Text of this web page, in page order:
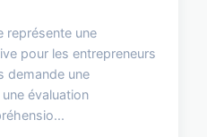
représente une
pour les entrepreneurs
demande une
évaluation